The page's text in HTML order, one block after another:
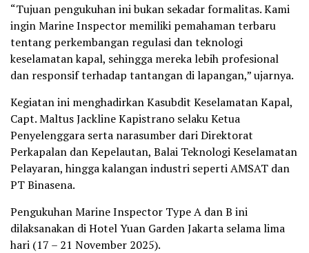
“Tujuan pengukuhan ini bukan sekadar formalitas. Kami
ingin Marine Inspector memiliki pemahaman terbaru
tentang perkembangan regulasi dan teknologi
keselamatan kapal, sehingga mereka lebih profesional
dan responsif terhadap tantangan di lapangan,” ujarnya.
Kegiatan ini menghadirkan Kasubdit Keselamatan Kapal,
Capt. Maltus Jackline Kapistrano selaku Ketua
Penyelenggara serta narasumber dari Direktorat
Perkapalan dan Kepelautan, Balai Teknologi Keselamatan
Pelayaran, hingga kalangan industri seperti AMSAT dan
PT Binasena.
Pengukuhan Marine Inspector Type A dan B ini
dilaksanakan di Hotel Yuan Garden Jakarta selama lima
hari (17 – 21 November 2025).